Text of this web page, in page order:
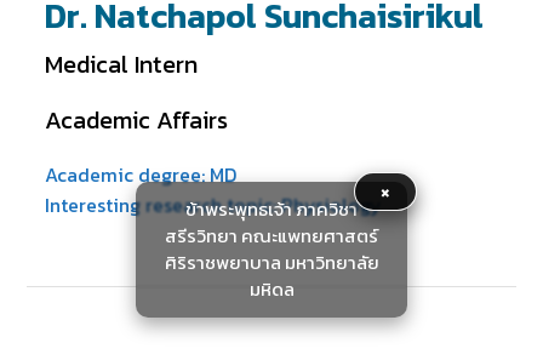
×
ข้าพระพุทธเจ้า ภาควิชา
สรีรวิทยา คณะแพทยศาสตร์
ศิริราชพยาบาล มหาวิทยาลัย
มหิดล
Dr. Natchapol Sunchaisirikul
Medical Intern
Academic Affairs
Academic degree: MD
Interesting research topic: Physiology